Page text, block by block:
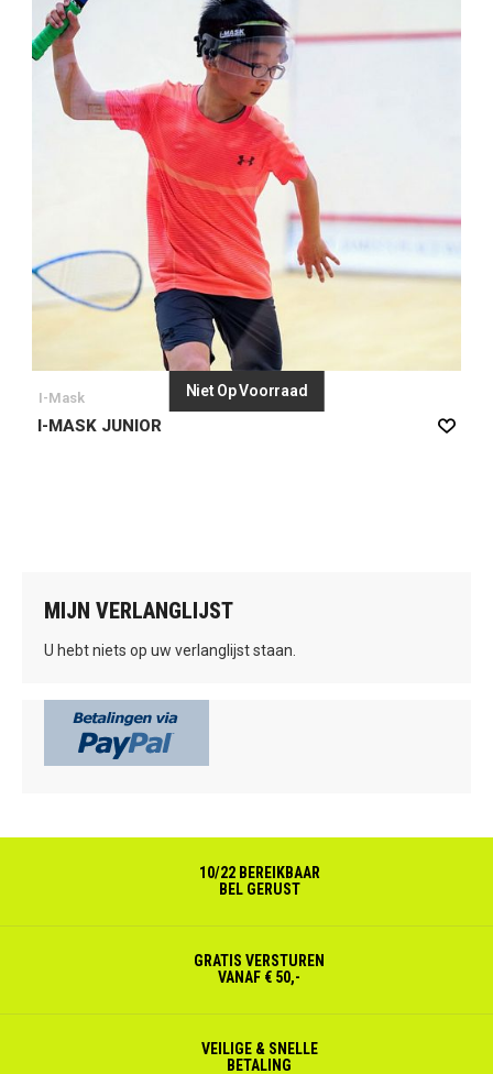
Niet Op Voorraad
I-Mask
I-MASK JUNIOR
MIJN VERLANGLIJST
U hebt niets op uw verlanglijst staan.
10/22 BEREIKBAAR
BEL GERUST
GRATIS VERSTUREN
VANAF € 50,-
VEILIGE & SNELLE
BETALING